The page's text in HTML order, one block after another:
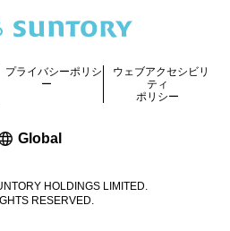
HOLDINGS LIMITED.
RESERVED.
プライバシーポリシ
ー
ウェブアクセシビリ
ティ
ポリシー
Global新しいウィンドウで開く